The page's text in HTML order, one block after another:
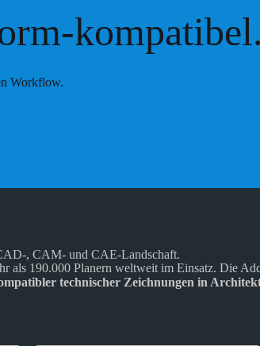
kompatibel.
Workflow.
, CAM- und CAE-Landschaft.
als 190.000 Planern weltweit im Einsatz. Die
technischer Zeichnungen in